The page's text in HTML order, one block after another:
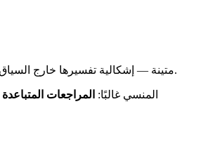
عام 2015، أعاد Murre و Dros إنتاج تجربة Ebbinghaus الأصلية بصرامة منهجية حديثة. النتيجة: تأُكّد المنحنى ومعاملاته بعد 130 عامًا. بيانات Ebbinghaus متينة — إشكالية تفسيرها خارج السياق هي التي تُقلق.
الاكتشاف الآخر لـ Ebbinghaus، المنسي غالبًا: المراجعات المتباعدة